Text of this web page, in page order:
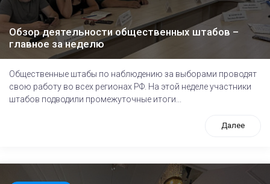
Обзор деятельности общественных штабов –
главное за неделю
Общественные штабы по наблюдению за выборами проводят
свою работу во всех регионах РФ. На этой неделе участники
штабов подводили промежуточные итоги...
Далее